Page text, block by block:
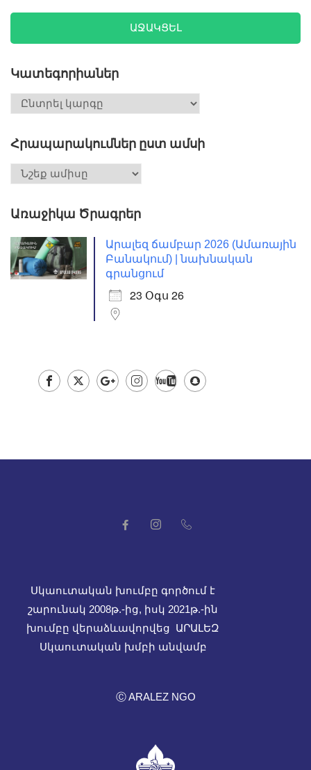
ԱՋԱԿՑԵԼ
Կատեգորիաներ
Հրապարակումներ ըստ ամսի
Առաջիկա Ծրագրեր
Արալեզ ճամբար 2026 (Ամառային
Բանակում) | նախնական
գրանցում
23 Օգս 26
Սկաուտական խումբը գործում է
շարունակ 2008թ.-ից, իսկ 2021թ.-ին
խումբը վերաձևավորվեց ԱՐԱԼԵԶ
Սկաուտական խմբի անվամբ
Ⓒ ARALEZ NGO